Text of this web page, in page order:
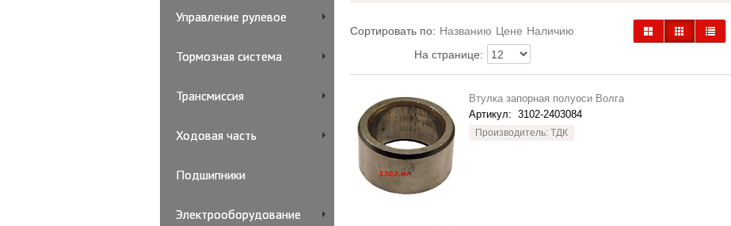
Управление рулевое
Тормозная система
Трансмиссия
Ходовая часть
Подшипники
Электрооборудование
Сортировать по: Названию Цене Наличию
На странице:
Втулка запорная полуоси Волга
Артикул: 3102-2403084
Производитель: ТДК